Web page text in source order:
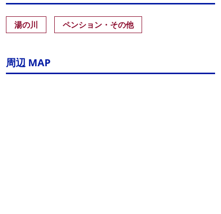
湯の川 ペンション・その他
周辺 MAP